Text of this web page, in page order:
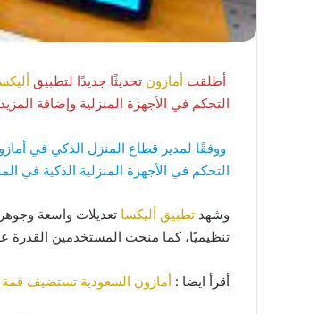
أطلقت أمازون تحديثًا جديدًا لتطبيق
التحكم في الأجهزة المنزلية وإضافة
ووفقًا لمدير قطاع المنزل الذكي في
التحكم في الأجهزة المنزلية الذكية في
وشهد تطبيق أليكسا تعديلات واسعة
تنظيميًا، كما منحت المستخدمين القدرة
أقرأ ايضا : أمازون السعودية تستضيف قمة